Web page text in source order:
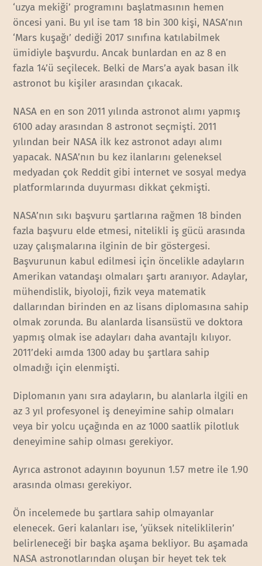
‘uzya mekiği’ programını başlatmasının hemen
öncesi yani. Bu yıl ise tam 18 bin 300 kişi, NASA’nın
‘Mars kuşağı’ dediği 2017 sınıfına katılabilmek
ümidiyle başvurdu. Ancak bunlardan en az 8 en
fazla 14’ü seçilecek. Belki de Mars’a ayak basan ilk
astronot bu kişiler arasından çıkacak.
NASA en en son 2011 yılında astronot alımı yapmış
6100 aday arasından 8 astronot seçmişti. 2011
yılından beir NASA ilk kez astronot adayı alımı
yapacak. NASA’nın bu kez ilanlarını geleneksel
medyadan çok Reddit gibi internet ve sosyal medya
platformlarında duyurması dikkat çekmişti.
NASA’nın sıkı başvuru şartlarına rağmen 18 binden
fazla başvuru elde etmesi, nitelikli iş gücü arasında
uzay çalışmalarına ilginin de bir göstergesi.
Başvurunun kabul edilmesi için öncelikle adayların
Amerikan vatandaşı olmaları şartı aranıyor. Adaylar,
mühendislik, biyoloji, fizik veya matematik
dallarından birinden en az lisans diplomasına sahip
olmak zorunda. Bu alanlarda lisansüstü ve doktora
yapmış olmak ise adayları daha avantajlı kılıyor.
2011’deki aımda 1300 aday bu şartlara sahip
olmadığı için elenmişti.
Diplomanın yanı sıra adayların, bu alanlarla ilgili en
az 3 yıl profesyonel iş deneyimine sahip olmaları
veya bir yolcu uçağında en az 1000 saatlik pilotluk
deneyimine sahip olması gerekiyor.
Ayrıca astronot adayının boyunun 1.57 metre ile 1.90
arasında olması gerekiyor.
Ön incelemede bu şartlara sahip olmayanlar
elenecek. Geri kalanları ise, ‘yüksek niteliklilerin’
belirleneceği bir başka aşama bekliyor. Bu aşamada
NASA astronotlarından oluşan bir heyet tek tek